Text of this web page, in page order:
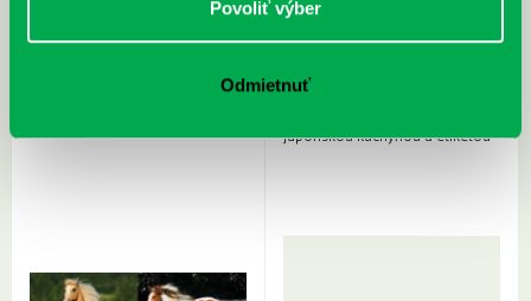
Povoliť výber
Odmietnuť
Rudź, Przemyslaw: Atlas hviezd:
Hardy, Paula: Japonsko na tanieri:
japonskou kuchyňou a etiketou